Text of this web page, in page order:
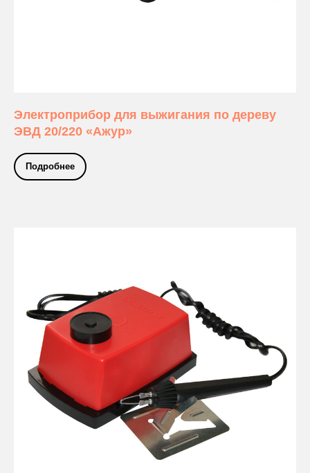
Электроприбор для выжигания по дереву
ЭВД 20/220 «Ажур»
Подробнее